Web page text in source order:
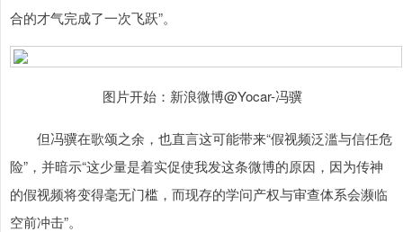
合的才气完成了一次飞跃”。
图片开始：新浪微博@Yocar-冯骥
但冯骥在歌颂之余，也直言这可能带来“假视频泛滥与信任危
险”，并暗示“这少量是着实促使我发这条微博的原因，因为传神
的假视频将变得毫无门槛，而现存的学问产权与审查体系会濒临
空前冲击”。